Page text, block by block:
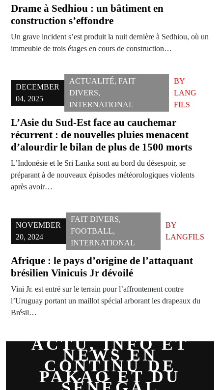
Drame à Sedhiou : un bâtiment en
construction s’effondre
Un grave incident s’est produit la nuit dernière à Sedhiou, où un
immeuble de trois étages en cours de construction…
DECEMBER
04, 2025
ACTUALITÉ, FAIT
DIVERS,
INTERNATIONAL
BY
LANG
FILS
L’Asie du Sud-Est face au cauchemar
récurrent : de nouvelles pluies menacent
d’alourdir le bilan de plus de 1500 morts
L’Indonésie et le Sri Lanka sont au bord du désespoir, se
préparant à de nouveaux épisodes météorologiques violents
après avoir…
NOVEMBER
20, 2024
FAIT DIVERS,
FOOTBALL,
INTERNATIONAL
BY
LANGFILS
Afrique : le pays d’origine de l’attaquant
brésilien Vinicuis Jr dévoilé
Vini Jr. est entré sur le terrain pour l’affrontement contre
l’Uruguay portant un maillot spécial arborant les drapeaux du
Brésil…
ACTU, INFO ET
NEWS EN
CONTINU DE
PAKAO ET DU